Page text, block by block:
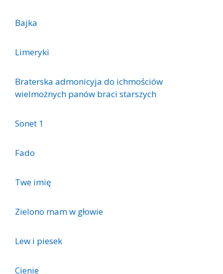
Bajka
Limeryki
Braterska admonicyja do ichmościów
wielmożnych panów braci starszych
Sonet 1
Fado
Twe imię
Zielono mam w głowie
Lew i piesek
Cienie